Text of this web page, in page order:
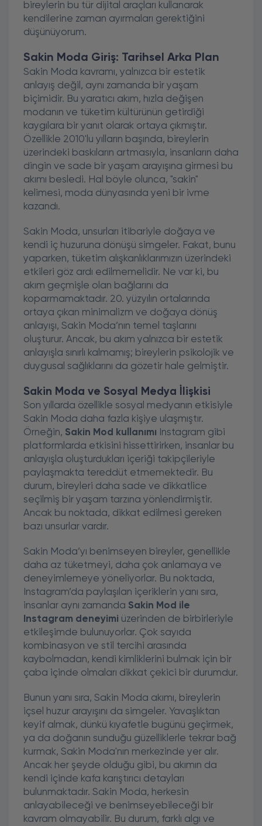
bireylerin bu tür dijital araçları kullanarak
kendilerine zaman ayırmaları gerektiğini
düşünüyorum.
Sakin Moda Giriş: Tarihsel Arka Plan
Sakin Moda kavramı, yalnızca bir estetik
anlayış değil, aynı zamanda bir yaşam
biçimidir. Bu yaratıcı akım, hızla değişen
modanın ve tüketim kültürünün getirdiği
kaygılara bir yanıt olarak ortaya çıkmıştır.
Özellikle 2010'lu yılların başında, bireylerin
üzerindeki baskıların artmasıyla, insanların daha
dingin ve sade bir yaşam arayışına girmesi bu
akımı besledi. Hal böyle olunca, "sakin"
kelimesi, moda dünyasında yeni bir ivme
kazandı.
Sakin Moda, unsurları itibariyle doğaya ve
kendi iç huzuruna dönüşü simgeler. Fakat, bunu
yaparken, tüketim alışkanlıklarımızın üzerindeki
etkileri göz ardı edilmemelidir. Ne var ki, bu
akım geçmişle olan bağlarını da
koparmamaktadır. 20. yüzyılın ortalarında
ortaya çıkan minimalizm ve doğaya dönüş
anlayışı, Sakin Moda’nın temel taşlarını
oluşturur. Ancak, bu akım yalnızca bir estetik
anlayışla sınırlı kalmamış; bireylerin psikolojik ve
duygusal sağlıklarını da gözetir hale gelmiştir.
Sakin Moda ve Sosyal Medya İlişkisi
Son yıllarda özellikle sosyal medyanın etkisiyle
Sakin Moda daha fazla kişiye ulaşmıştır.
Örneğin, Sakin Mod kullanımı Instagram gibi
platformlarda etkisini hissettirirken, insanlar bu
anlayışla oluşturdukları içeriği takipçileriyle
paylaşmakta tereddüt etmemektedir. Bu
durum, bireyleri daha sade ve dikkatlice
seçilmiş bir yaşam tarzına yönlendirmiştir.
Ancak bu noktada, dikkat edilmesi gereken
bazı unsurlar vardır.
Sakin Moda’yı benimseyen bireyler, genellikle
daha az tüketmeyi, daha çok anlamaya ve
deneyimlemeye yöneliyorlar. Bu noktada,
Instagram’da paylaşılan içeriklerin yanı sıra,
insanlar aynı zamanda Sakin Mod ile
Instagram deneyimi üzerinden de birbirleriyle
etkileşimde bulunuyorlar. Çok sayıda
kombinasyon ve stil tercihi arasında
kaybolmadan, kendi kimliklerini bulmak için bir
çaba içinde olmaları dikkat çekici bir durumdur.
Bunun yanı sıra, Sakin Moda akımı, bireylerin
içsel huzur arayışını da simgeler. Yavaşlıktan
keyif almak, dünkü kıyafetle bugünü geçirmek,
ya da doğanın sunduğu güzelliklerle tekrar bağ
kurmak, Sakin Moda'nın merkezinde yer alır.
Ancak her şeyde olduğu gibi, bu akımın da
kendi içinde kafa karıştırıcı detayları
bulunmaktadır. Sakin Moda, herkesin
anlayabileceği ve benimseyebileceği bir
kavram olmayabilir. Bu durum, farklı algı ve